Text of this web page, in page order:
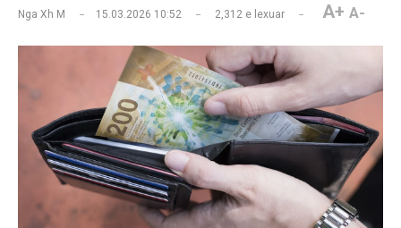
Nga Xh M 15.03.2026 10:52 2,312 e lexuar A+ A-